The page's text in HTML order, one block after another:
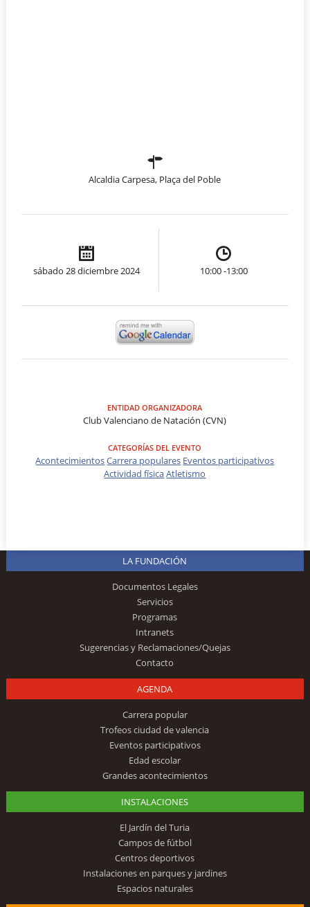
Alcaldia Carpesa, Plaça del Poble
sábado 28 diciembre 2024 10:00 -13:00
ENTIDAD ORGANIZADORA
Club Valenciano de Natación (CVN)
CATEGORÍAS DEL EVENTO
AcontecimientosCarrera populares Eventos participativos
Actividad físicaAtletismo
LA FUNDACIÓN
Documentos Legales
Servicios
Programas
Intranets
Sugerencias y Reclamaciones/Quejas
Contacto
AGENDA
Carrera popular
Trofeos ciudad de valencia
Eventos participativos
Edad escolar
Grandes acontecimientos
INSTALACIONES
El Jardín del Turia
Campos de fútbol
Centros deportivos
Instalaciones en parques y jardines
Espacios naturales